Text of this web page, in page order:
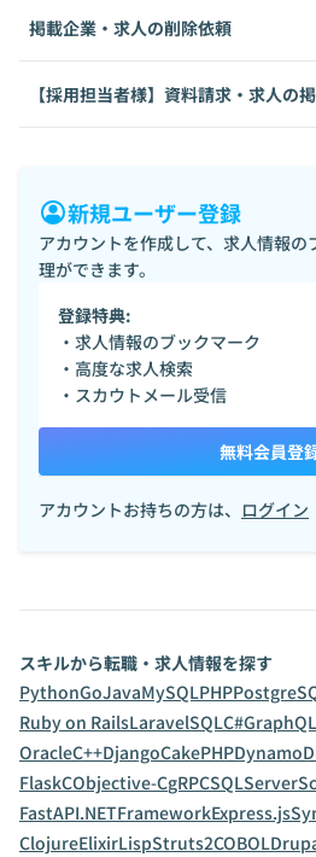
掲載企業・求人の削除依頼
【採用担当者様】資料請求・求人の
新規ユーザー登録
アカウントを作成して、求人情報
理ができます。
登録特典:
・求人情報のブックマーク
・高度な求人検索
・スカウトメール受信
無料会員登
アカウントお持ちの方は、 ログイン
スキルから転職・求人情報を探す
PythonGoJavaMySQLPHP
Ruby on RailsLaravelSQLC#GraphQL
OracleC++DjangoCakePHP
FlaskCObjective-CgRPCSQLServer
FastAPI.NETFrameworkExpress.js
ClojureElixirLispStruts2COBOL